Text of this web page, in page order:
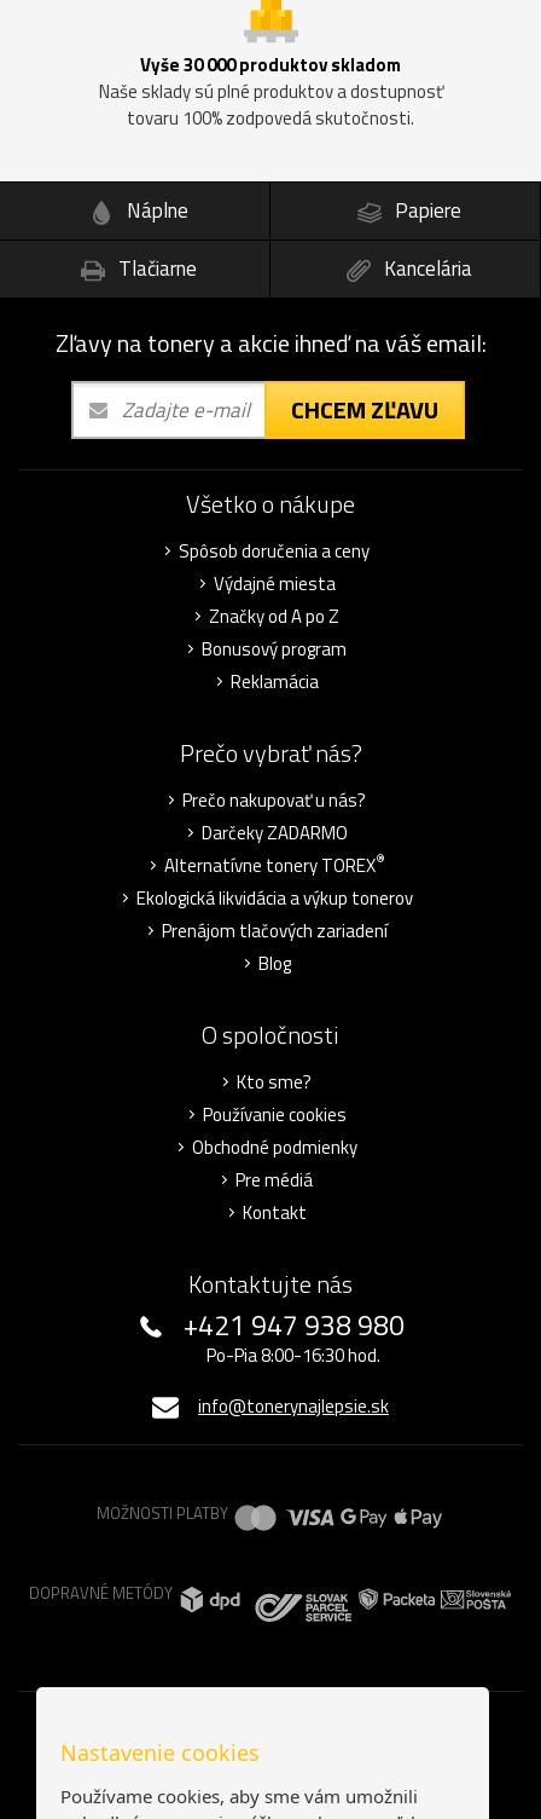
Vyše 30 000 produktov skladom
Naše sklady sú plné produktov a dostupnosť
tovaru 100% zodpovedá skutočnosti.
Náplne
Papiere
Tlačiarne
Kancelária
Zľavy na tonery a akcie ihneď na váš email:
CHCEM ZĽAVU
Všetko o nákupe
Spôsob doručenia a ceny
Výdajné miesta
Značky od A po Z
Bonusový program
Reklamácia
Prečo vybrať nás?
Prečo nakupovať u nás?
Darčeky ZADARMO
Alternatívne tonery TOREX®
Ekologická likvidácia a výkup tonerov
Prenájom tlačových zariadení
Blog
O spoločnosti
Kto sme?
Používanie cookies
Obchodné podmienky
Pre médiá
Kontakt
Kontaktujte nás
+421 947 938 980
Po-Pia 8:00-16:30 hod.
info@tonerynajlepsie.sk
MOŽNOSTI PLATBY
DOPRAVNÉ METÓDY
Nastavenie cookies
Používame cookies, aby sme vám umožnili